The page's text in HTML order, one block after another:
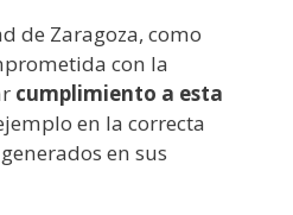
de Zaragoza, como
con la
cumplimiento a esta
en la correcta
en sus